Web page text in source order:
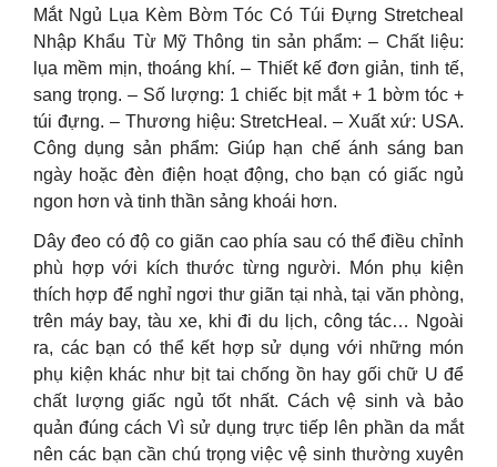
Mắt Ngủ Lụa Kèm Bờm Tóc Có Túi Đựng Stretcheal
Nhập Khẩu Từ Mỹ Thông tin sản phẩm: – Chất liệu:
lụa mềm mịn, thoáng khí. – Thiết kế đơn giản, tinh tế,
sang trọng. – Số lượng: 1 chiếc bịt mắt + 1 bờm tóc +
túi đựng. – Thương hiệu: StretcHeal. – Xuất xứ: USA.
Công dụng sản phẩm: Giúp hạn chế ánh sáng ban
ngày hoặc đèn điện hoạt động, cho bạn có giấc ngủ
ngon hơn và tinh thần sảng khoái hơn.
Dây đeo có độ co giãn cao phía sau có thể điều chỉnh
phù hợp với kích thước từng người. Món phụ kiện
thích hợp để nghỉ ngơi thư giãn tại nhà, tại văn phòng,
trên máy bay, tàu xe, khi đi du lịch, công tác… Ngoài
ra, các bạn có thể kết hợp sử dụng với những món
phụ kiện khác như bịt tai chống ồn hay gối chữ U để
chất lượng giấc ngủ tốt nhất. Cách vệ sinh và bảo
quản đúng cách Vì sử dụng trực tiếp lên phần da mắt
nên các bạn cần chú trọng việc vệ sinh thường xuyên